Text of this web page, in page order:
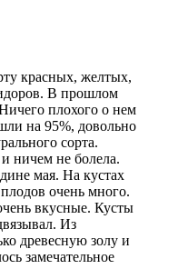
красных, желтых,
В прошлом
плохого о нем
на 95%, довольно
сорта.
и ничем не болела.
мая. На кустах
очень много.
вкусные. Кусты
Из
древесную золу и
замечательное